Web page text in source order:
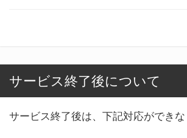
サービス終了後について
サービス終了後は、下記対応ができな